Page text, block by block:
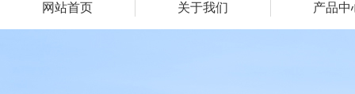
网站首页 关于我们 产品中